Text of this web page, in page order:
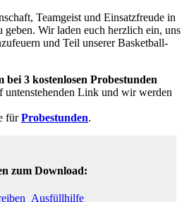
Teamgeist und Einsatzfreude in
geben. Wir laden euch herzlich ein, uns
und Teil unserer Basketball-
bei 3 kostenlosen Probestunden
untenstehenden Link und wir werden
fürProbestunden.
zum Download: